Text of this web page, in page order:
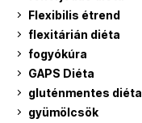
Flexibilis étrend
flexitárián diéta
fogyókúra
GAPS Diéta
gluténmentes diéta
gyümölcsök